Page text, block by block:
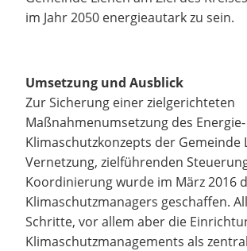
im Jahr 2050 energieautark zu sein.
Umsetzung und Ausblick
Zur Sicherung einer zielgerichteten
Maßnahmenumsetzung des
Klimaschutzkonzepts der Gemeinde
Vernetzung, zielführenden
Koordinierung wurde im März 2016
Klimaschutzmanagers geschaffen.
Schritte, vor allem aber die
Klimaschutzmanagements als